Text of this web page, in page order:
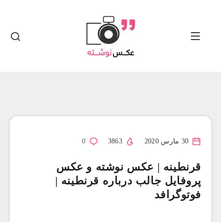
3863
0
قرنطینه | عکس نوشته و عکس
پروفایل جالب درباره قرنطینه |
فوتوگرافد